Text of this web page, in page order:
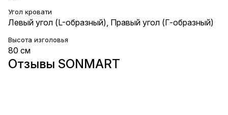
Угол кровати
Левый угол (L-образный), Правый угол (Г-образный)
Высота изголовья
80 см
Отзывы SONMART